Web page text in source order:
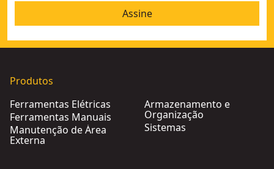
Assine
Produtos
Ferramentas Elétricas
Ferramentas Manuais
Manutenção de Área
Externa
Armazenamento e
Organização
Sistemas